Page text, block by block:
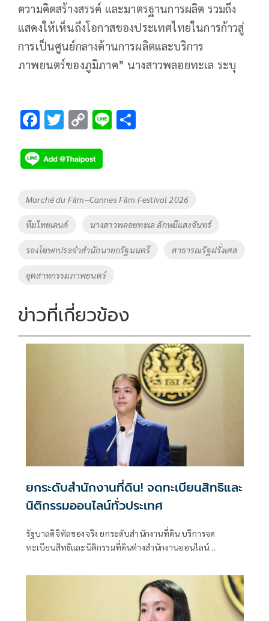
ความคิดสร้างสรรค์ และมาตรฐานการผลิต รวมถึง
แสดงให้เห็นถึงโอกาสของประเทศไทยในการก้าวสู่
การเป็นศูนย์กลางด้านการผลิตและบริการ
ภาพยนตร์ของภูมิภาค” นางสาวพลอยทะเล ระบุ
F
e
b
o
k
T
tt
er
C
p
y
Li
k
Li
Tags
Marché du Film–Cannes Film Festival 2026
ทีมไทยเลนด์ นางสาวพลอยทะเล ลักษมีแสงจันทร์
รองโฆษกประจำสำนักนายกรัฐมนตรี สาธารณรัฐฝรั่งเศส
อุตสาหกรรมภาพยนตร์
ข่าวที่เกี่ยวข้อง
ยกระดับสำนักงานที่ดิน! จดทะเบียนสิทธิและ
นิติกรรมออนไลน์ทั่วประเทศ
รัฐบาลดิจิทัลของจริง ยกระดับสำนักงานที่ดิน บริการจด
ทะเบียนสิทธิและนิติกรรมที่ดินต่างสำนักงานออนไลน์
กทม.เป็นสำนักงานที่ดินอิเล็กทรอนิกส์ทั้งระบบ